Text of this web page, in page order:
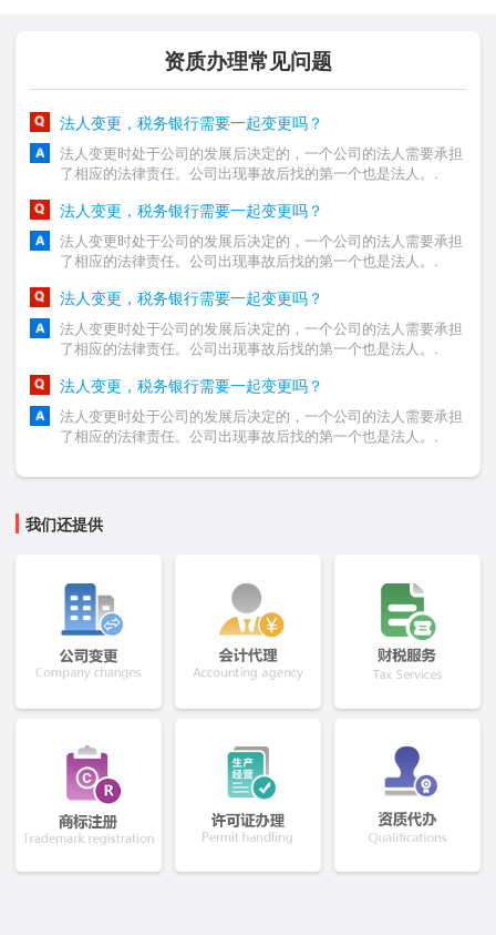
资质办理常见问题
法人变更，税务银行需要一起变更吗？
法人变更时处于公司的发展后决定的，一个公司的法人需要承担
了相应的法律责任。公司出现事故后找的第一个也是法人。.
法人变更，税务银行需要一起变更吗？
法人变更时处于公司的发展后决定的，一个公司的法人需要承担
了相应的法律责任。公司出现事故后找的第一个也是法人。.
法人变更，税务银行需要一起变更吗？
法人变更时处于公司的发展后决定的，一个公司的法人需要承担
了相应的法律责任。公司出现事故后找的第一个也是法人。.
法人变更，税务银行需要一起变更吗？
法人变更时处于公司的发展后决定的，一个公司的法人需要承担
了相应的法律责任。公司出现事故后找的第一个也是法人。.
我们还提供